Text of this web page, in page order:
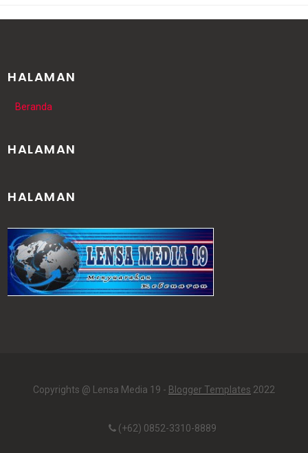
HALAMAN
Beranda
HALAMAN
HALAMAN
Copyrights @ Lensa Media 19 - Blogger Templates 2022
(+62) 0852-3310-8889